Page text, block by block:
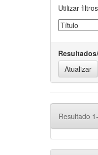
Utilizar
Resultado